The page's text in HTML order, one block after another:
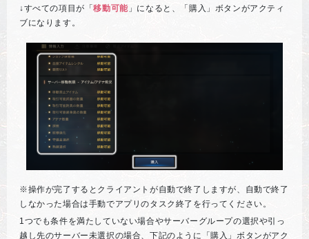
↓すべての項目が「移動可能」になると、「購入」ボタンがアクティ
ブになります。
※操作が完了するとクライアントが自動で終了しますが、自動で終了
しなかった場合は手動でアプリのタスク終了を行ってください。
1つでも条件を満たしていない場合やサーバーグループの選択や引っ
越し先のサーバー未選択の場合、下記のように「購入」ボタンがアク